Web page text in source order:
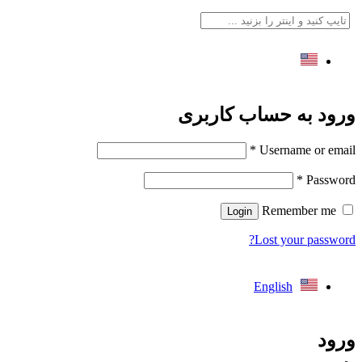
English
به حساب کاربری
Username or
*
*
Remember me
Login
Lost your
English